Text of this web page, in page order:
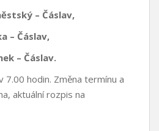
– Čáslav,
– Čáslav,
– Čáslav.
7.00 hodin. Změna termínu a
aktuální rozpis na